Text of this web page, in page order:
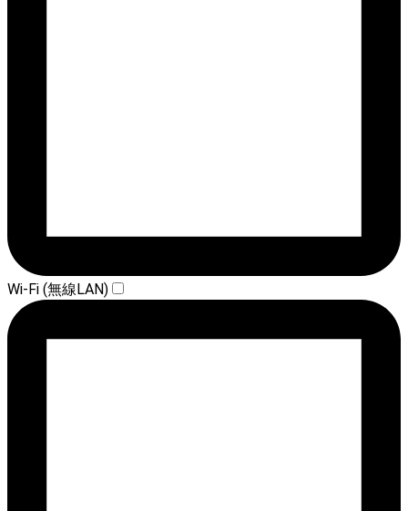
Wi-Fi (無線LAN)